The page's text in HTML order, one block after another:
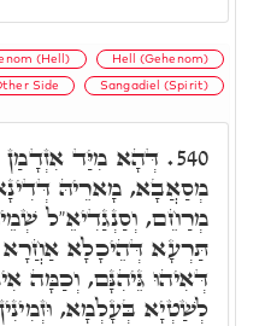
(Hell) Hell (Gehenom)
Side Sangadiel (Spirit)
540. דְּהָא מִיַּד
מְסַאֲבָא, מָארֵיהּ
מְרַחֵם, וְסַנְגַדִיאֵ"ל
תַּרְעָא דְּהֵיכָלָא
דְּאִיהוּ גֵּיהִנָּם, וְכַמָּה
לְשַׁטְיָא בְּעָלְמָא,